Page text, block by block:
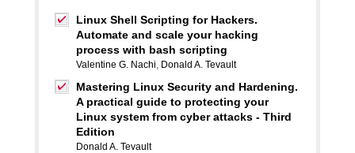
Linux Shell Scripting for Hackers.
Automate and scale your hacking
process with bash scripting
Valentine G. Nachi, Donald A. Tevault
Mastering Linux Security and Hardening.
A practical guide to protecting your
Linux system from cyber attacks - Third
Edition
Donald A. Tevault